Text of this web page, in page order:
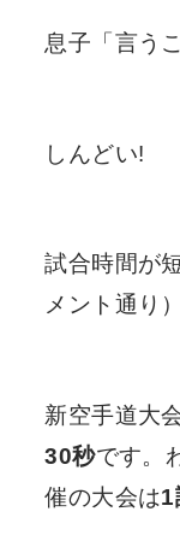
息子「言う
しんどい!
試合時間が
メント通り）
新空手道大
30秒です。
催の大会は1